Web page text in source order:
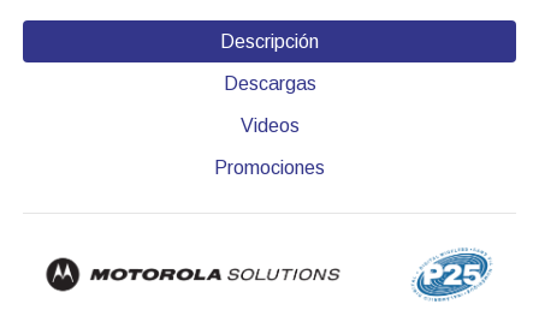
Descripción
Descargas
Videos
Promociones